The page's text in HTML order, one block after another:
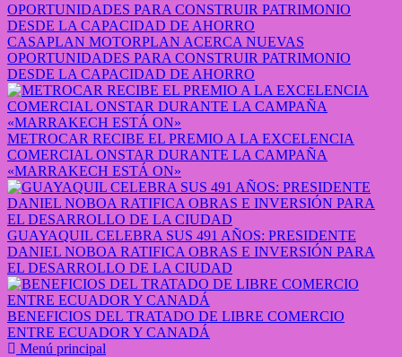
CASAPLAN MOTORPLAN ACERCA NUEVAS
OPORTUNIDADES PARA CONSTRUIR PATRIMONIO
DESDE LA CAPACIDAD DE AHORRO
METROCAR RECIBE EL PREMIO A LA EXCELENCIA
COMERCIAL ONSTAR DURANTE LA CAMPAÑA
«MARRAKECH ESTÁ ON»
GUAYAQUIL CELEBRA SUS 491 AÑOS: PRESIDENTE
DANIEL NOBOA RATIFICA OBRAS E INVERSIÓN PARA
EL DESARROLLO DE LA CIUDAD
BENEFICIOS DEL TRATADO DE LIBRE COMERCIO
ENTRE ECUADOR Y CANADÁ
Menú principal